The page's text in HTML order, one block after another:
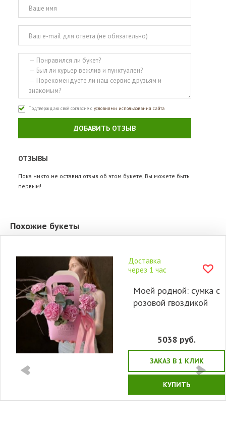
Подтверждаю своё согласие с условиями использования сайта
ДОБАВИТЬ ОТЗЫВ
ОТЗЫВЫ
Пока никто не оставил отзыв об этом букете, Вы можете быть
первым!
Похожие букеты
Доставка
через 1 час
Моей родной: сумка с
розовой гвоздикой
5038 руб.
ЗАКАЗ В 1 КЛИК
КУПИТЬ